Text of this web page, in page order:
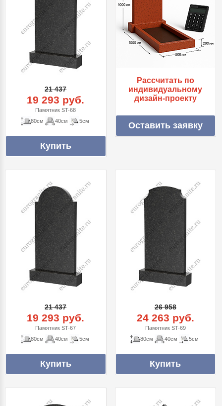
21 437
19 293 руб.
Памятник ST-68
80см
40см 5см
Рассчитать по
индивидуальному
дизайн-проекту
Оставить заявку
21 437
19 293 руб.
Памятник ST-67
80см
40см 5см
26 958
24 263 руб.
Памятник ST-69
80см
40см 5см